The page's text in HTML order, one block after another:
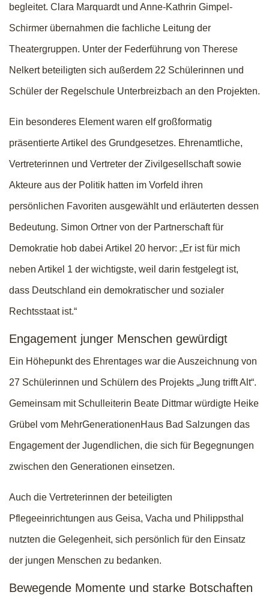
begleitet. Clara Marquardt und Anne-Kathrin Gimpel-
Schirmer übernahmen die fachliche Leitung der
Theatergruppen. Unter der Federführung von Therese
Nelkert beteiligten sich außerdem 22 Schülerinnen und
Schüler der Regelschule Unterbreizbach an den Projekten.
Ein besonderes Element waren elf großformatig
präsentierte Artikel des Grundgesetzes. Ehrenamtliche,
Vertreterinnen und Vertreter der Zivilgesellschaft sowie
Akteure aus der Politik hatten im Vorfeld ihren
persönlichen Favoriten ausgewählt und erläuterten dessen
Bedeutung. Simon Ortner von der Partnerschaft für
Demokratie hob dabei Artikel 20 hervor: „Er ist für mich
neben Artikel 1 der wichtigste, weil darin festgelegt ist,
dass Deutschland ein demokratischer und sozialer
Rechtsstaat ist.“
Engagement junger Menschen gewürdigt
Ein Höhepunkt des Ehrentages war die Auszeichnung von
27 Schülerinnen und Schülern des Projekts „Jung trifft Alt“.
Gemeinsam mit Schulleiterin Beate Dittmar würdigte Heike
Grübel vom MehrGenerationenHaus Bad Salzungen das
Engagement der Jugendlichen, die sich für Begegnungen
zwischen den Generationen einsetzen.
Auch die Vertreterinnen der beteiligten
Pflegeeinrichtungen aus Geisa, Vacha und Philippsthal
nutzten die Gelegenheit, sich persönlich für den Einsatz
der jungen Menschen zu bedanken.
Bewegende Momente und starke Botschaften